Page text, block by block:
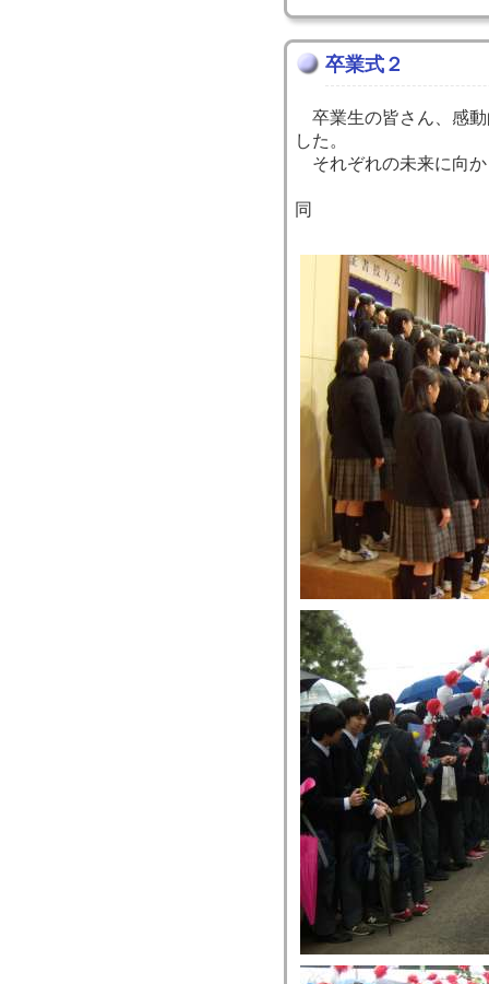
卒業式２
卒業生の皆さん、感動
した。
それぞれの未来に向か
同